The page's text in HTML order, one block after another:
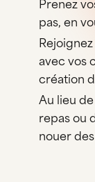
Prenez
pas, en
avec vos
création
Au lieu
repas ou
nouer